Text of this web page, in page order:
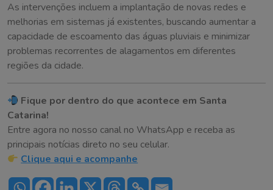
As intervenções incluem a implantação de novas redes e
melhorias em sistemas já existentes, buscando aumentar a
capacidade de escoamento das águas pluviais e minimizar
problemas recorrentes de alagamentos em diferentes
regiões da cidade.
Fique por dentro do que acontece em Santa
Catarina!
Entre agora no nosso canal no WhatsApp e receba as
principais notícias direto no seu celular.
Clique aqui e acompanhe